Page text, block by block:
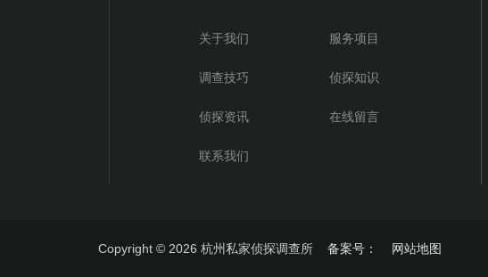
关于我们 服务项目
调查技巧 侦探知识
侦探资讯 在线留言
联系我们
Copyright © 2026 杭州私家侦探调查所 备案号： 网站地图